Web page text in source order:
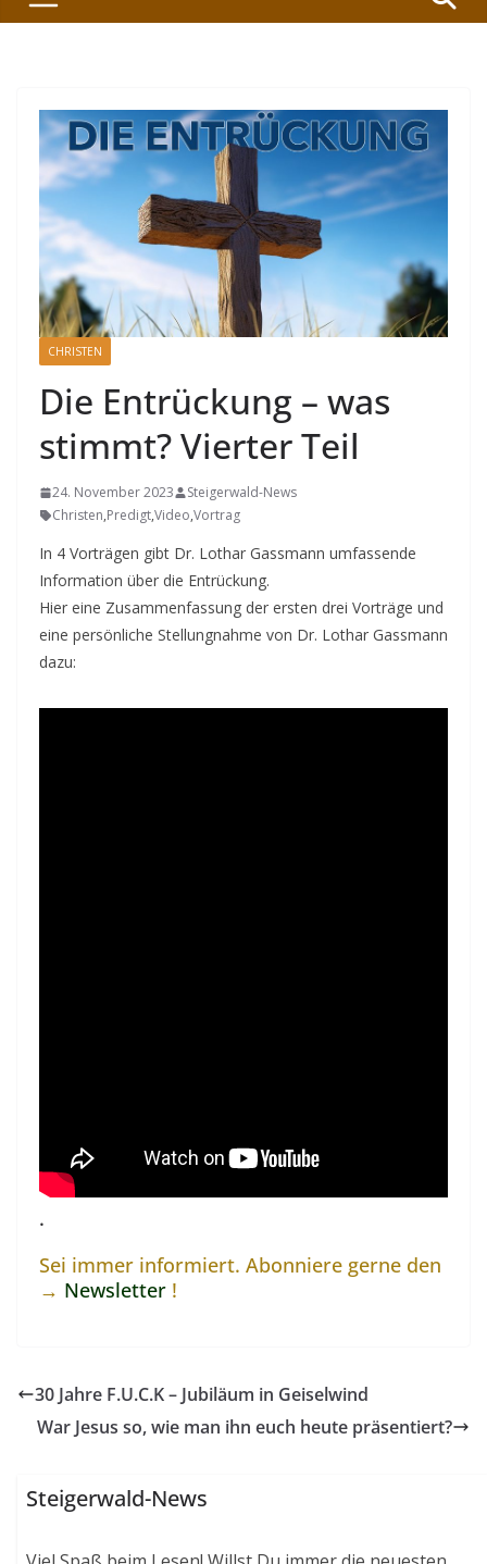
CHRISTEN
Die Entrückung – was
stimmt? Vierter Teil
24. November 2023
Steigerwald-News
Christen,Predigt,Video,Vortrag
In 4 Vorträgen gibt Dr. Lothar Gassmann umfassende
Information über die Entrückung.
Hier eine Zusammenfassung der ersten drei Vorträge und
eine persönliche Stellungnahme von Dr. Lothar Gassmann
dazu:
.
Sei immer informiert. Abonniere gerne den
→ Newsletter !
30 Jahre F.U.C.K – Jubiläum in Geiselwind
War Jesus so, wie man ihn euch heute präsentiert?
Steigerwald-News